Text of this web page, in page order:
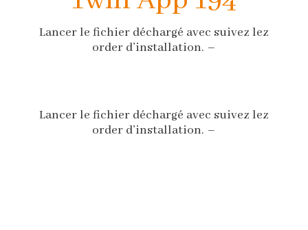
Lancer le fichier déchargé avec suivez lez
order d’installation. –
Lancer le fichier déchargé avec suivez lez
order d’installation. –